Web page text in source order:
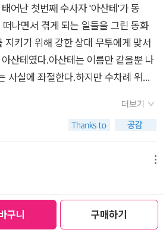
구니 구매하기
새 무리를 떠날 날이 온다. 사자도 인
던 작은 꼬맹이도 곧 어린이를 졸업하
비하면 좁은 세계를 반복하며 구경하
함께 해주고 싶어도 할 수 없는 홀로
. 지기도 하고 도망치고 싶은 일도 있
고 지혜 대신 짜증만 늘어나는 어른이
다. “때로는 용감하고 때로는 비겁
는 어리석고, 때로는 도무지 자신도
되겠지요. 그 모든 순간마다 스스로 선
스로의 이야기를 만들어 갈 거예요.”
했기 때문이었어요.오해가 계속되면
기분에 자존심이 상한 아산테였지만,
게 되죠.한없이 어리기만 한 동생인
한마디가 어찌나 똘똘한지 깜짝깜짝
음 와니니를 읽으며 가장 신기하게 봤
하는 일이라는 거였어요.왠지 힘센
라 생각했거든요.포식자와 피식자와
서는 초원에서 가장 겁이 많아 아기를
는 '누'에 대한 이야기가 눈에 띄었어
낳는 모습도 신기했지만, 태어나자마
도 모자라 달리기까지 하는 아기 누의
네요.남은 먹이를 노리는 독수리의 노
어난 첫번째 수사자 '아산테'가 동
나면서 겪게 되는 일들을 그린 동화
지키기 위해 강한 상대 무투에게 맞서
산테였다.아산테는 이름만 같을뿐 나
사실에 좌절한다.하지만 수차례 위기
마음도 고팠다.마음이 고플 수도 있다
에 꽉 차 있던 것들이 사라지고 없었
프지않게 마음 고프지않게 해주고 싶다.
줄 수 있을까?P188수사자가 정말로
지혜로워지는거야.어리석고 강한 힘만
남을 해치고 결국 자신도 해치고 말
떨어지고 감정상태가 얼굴에 잘 드러나
더보기